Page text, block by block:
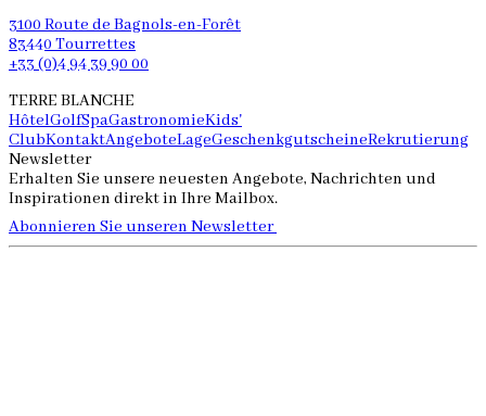
3100 Route de Bagnols-en-Forêt
83440 Tourrettes
+33 (0)4 94 39 90 00
TERRE BLANCHE
HôtelGolfSpaGastronomieKids'
ClubKontaktAngeboteLageGeschenkgutscheineRekrutierung
Newsletter
Erhalten Sie unsere neuesten Angebote, Nachrichten und
Inspirationen direkt in Ihre Mailbox.
Abonnieren Sie unseren Newsletter